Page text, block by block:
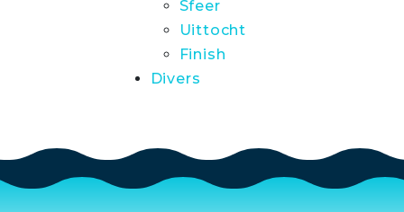
Sfeer
Uittocht
Finish
Divers